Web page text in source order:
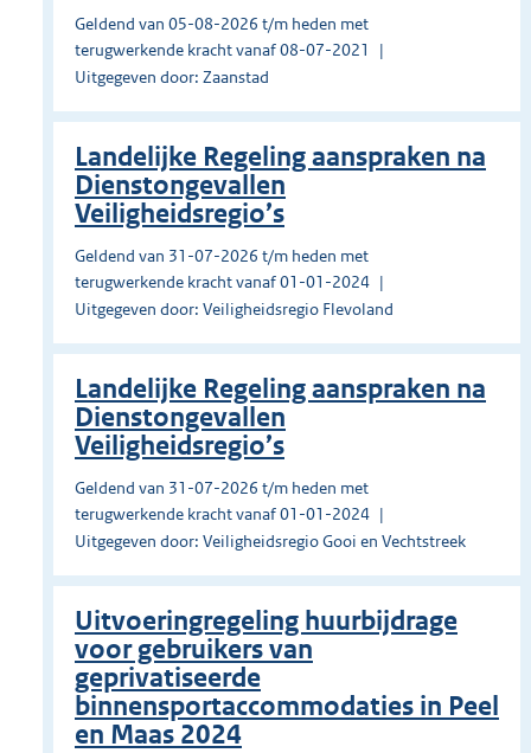
Geldend van 05-08-2026 t/m heden met
terugwerkende kracht vanaf 08-07-2021
Uitgegeven door: Zaanstad
Landelijke Regeling aanspraken na
Dienstongevallen
Veiligheidsregio’s
Geldend van 31-07-2026 t/m heden met
terugwerkende kracht vanaf 01-01-2024
Uitgegeven door: Veiligheidsregio Flevoland
Landelijke Regeling aanspraken na
Dienstongevallen
Veiligheidsregio’s
Geldend van 31-07-2026 t/m heden met
terugwerkende kracht vanaf 01-01-2024
Uitgegeven door: Veiligheidsregio Gooi en Vechtstreek
Uitvoeringregeling huurbijdrage
voor gebruikers van
geprivatiseerde
binnensportaccommodaties in Peel
en Maas 2024